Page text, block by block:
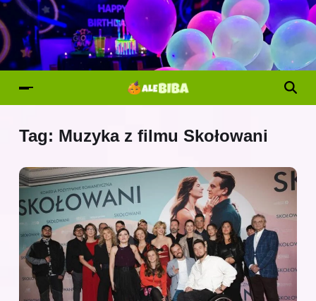
Tag: Muzyka z filmu Skołowani